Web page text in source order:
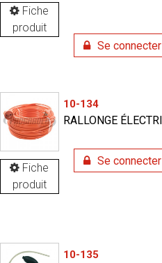
Fiche
produit
Se
Fiche
produit
10-134
RALLONGE
Se
10-135